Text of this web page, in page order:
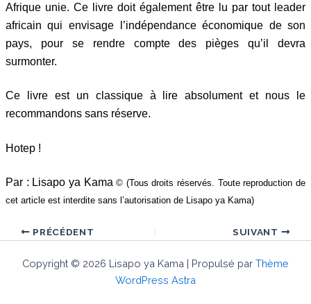
Afrique unie. Ce livre doit également être lu par tout leader
africain qui envisage l’indépendance économique de son
pays, pour se rendre compte des pièges qu’il devra
surmonter.
Ce livre est un classique à lire absolument et nous le
recommandons sans réserve.
Hotep !
Par : Lisapo ya Kama© (Tous droits réservés. Toute reproduction de
cet article est interdite sans l’autorisation de Lisapo ya Kama)
PRÉCÉDENT SUIVANT
Copyright © 2026 Lisapo ya Kama | Propulsé par Thème
WordPress Astra